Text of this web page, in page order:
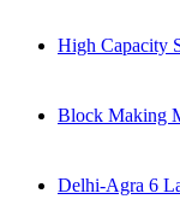
High Capacity
Block Making
Delhi-Agra 6